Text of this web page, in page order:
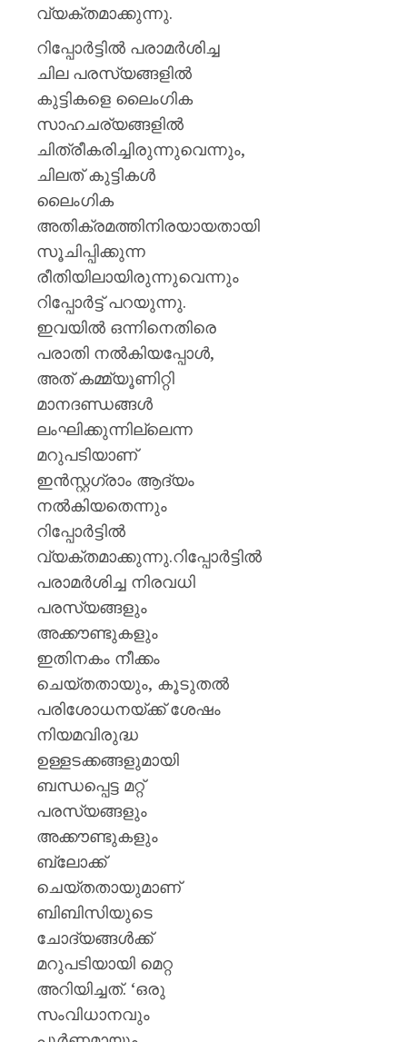
വ്യക്തമാക്കുന്നു.
റിപ്പോർട്ടിൽ പരാമർശിച്ച
ചില പരസ്യങ്ങളിൽ
കുട്ടികളെ ലൈംഗിക
സാഹചര്യങ്ങളിൽ
ചിത്രീകരിച്ചിരുന്നുവെന്നും,
ചിലത് കുട്ടികൾ
ലൈംഗിക
അതിക്രമത്തിനിരയായതായി
സൂചിപ്പിക്കുന്ന
രീതിയിലായിരുന്നുവെന്നും
റിപ്പോർട്ട് പറയുന്നു.
ഇവയിൽ ഒന്നിനെതിരെ
പരാതി നൽകിയപ്പോൾ,
അത് കമ്മ്യൂണിറ്റി
മാനദണ്ഡങ്ങൾ
ലംഘിക്കുന്നില്ലെന്ന
മറുപടിയാണ്
ഇൻസ്റ്റഗ്രാം ആദ്യം
നൽകിയതെന്നും
റിപ്പോർട്ടിൽ
വ്യക്തമാക്കുന്നു.റിപ്പോർട്ടിൽ
പരാമർശിച്ച നിരവധി
പരസ്യങ്ങളും
അക്കൗണ്ടുകളും
ഇതിനകം നീക്കം
ചെയ്തതായും, കൂടുതൽ
പരിശോധനയ്ക്ക് ശേഷം
നിയമവിരുദ്ധ
ഉള്ളടക്കങ്ങളുമായി
ബന്ധപ്പെട്ട മറ്റ്
പരസ്യങ്ങളും
അക്കൗണ്ടുകളും
ബ്ലോക്ക്
ചെയ്തതായുമാണ്
ബിബിസിയുടെ
ചോദ്യങ്ങൾക്ക്
മറുപടിയായി മെറ്റ
അറിയിച്ചത്. ‘ഒരു
സംവിധാനവും